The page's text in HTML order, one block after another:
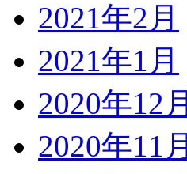
2021年2月
2021年1月
2020年12月
2020年11月